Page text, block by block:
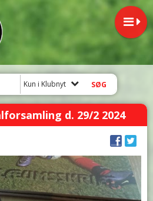
Kun i Klubnyt
d. 29/2 2024